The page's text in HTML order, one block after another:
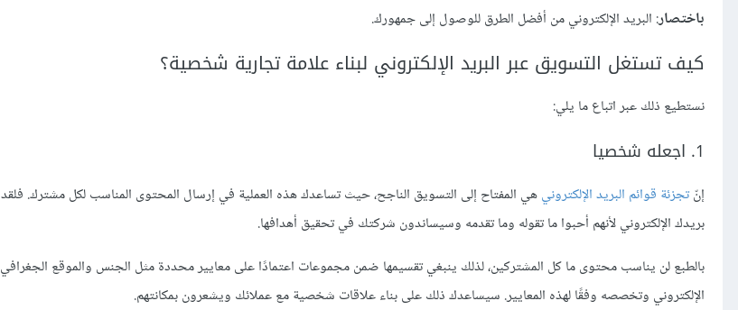
باختصار: البريد الإلكتروني من أفضل الطرق للوصول إلى جمهورك.
كيف تستغل التسويق عبر البريد الإلكتروني لبناء علامة تجارية شخصية؟
نستطيع ذلك عبر اتباع ما يلي:
1. اجعله شخصيا
إنّتجزئة قوائم البريد الإلكترونيهي المفتاح إلى التسويق الناجح، حيث تساعدك هذه العملية في إرسال المحتوى المناسب لكل مشترك.
بريدك الإلكتروني لأنهم أحبوا ما تقوله وما تقدمه وسيساندون شركتك في تحقيق أهدافها.
بالطبع لن يناسب محتوى ما كل المشتركين، لذلك ينبغي تقسيمها ضمن مجموعات اعتمادًا على معايير محددة مثل الجنس والموقع
الإلكتروني وتخصصه وفقًا لهذه المعايير. سيساعدك ذلك على بناء علاقات شخصية مع عملائك ويشعرون بمكانتهم.